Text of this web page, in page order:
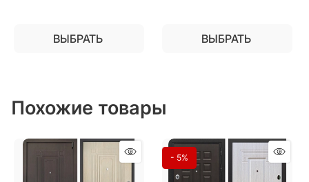
ВЫБРАТЬ ВЫБРАТЬ
Похожие товары
- 5%